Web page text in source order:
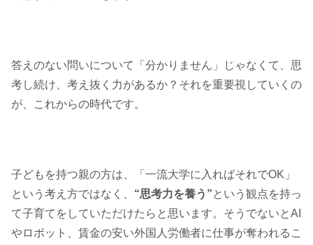
答えのない問いについて「分かりません」じゃなくて、思
考し続け、考え抜く力があるか？それを重要視していくの
が、これからの時代です。
子どもを持つ親の方は、「一流大学に入ればそれでOK」
という考え方ではなく、 “思考力を養う”という観点を持っ
て子育てをしていただけたらと思います。そうでないとAI
やロボット、賃金の安い外国人労働者に仕事が奪われるこ